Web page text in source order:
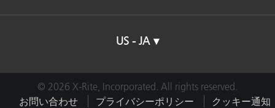
US - JA
© 2026 X-Rite, Incorporated. All rights reserved.
お問い合わせ
プライバシーポリシー クッキー通知